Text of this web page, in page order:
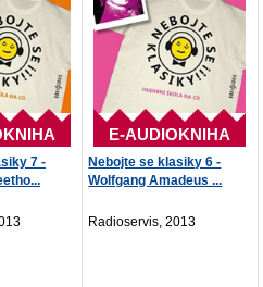
7 -
E-AUDIOKNIHA
Nebojte se klasiky 6 -
Wolfgang Amadeus ...
Radioservis, 2013